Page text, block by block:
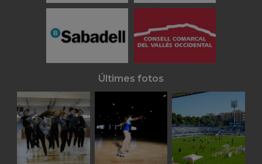
Últimes fotos